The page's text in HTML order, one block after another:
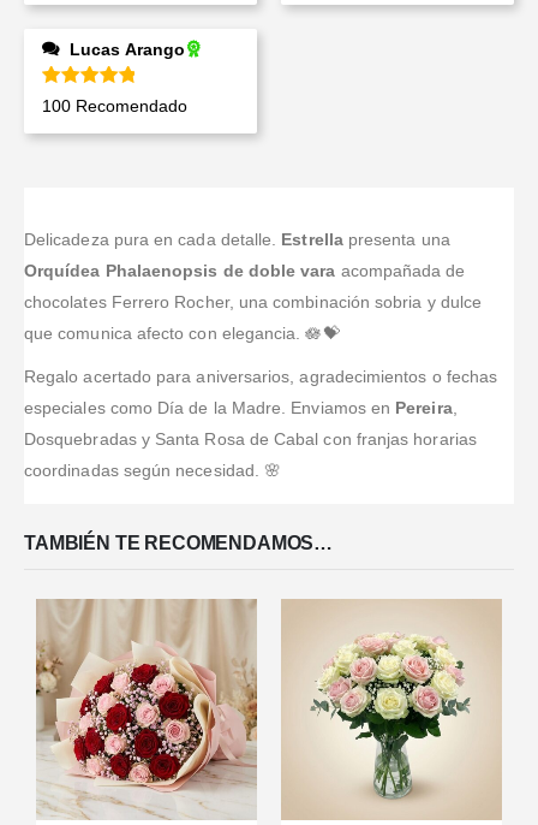
Lucas Arango
Valorado en 5 de 5
100 Recomendado
Delicadeza pura en cada detalle. Estrellapresenta una
Orquídea Phalaenopsis de doble vara acompañada de
chocolates Ferrero Rocher, una combinación sobria y dulce
que comunica afecto con elegancia. 🪷💝
Regalo acertado para aniversarios, agradecimientos o fechas
especiales como Día de la Madre. Enviamos en Pereira,
Dosquebradas y Santa Rosa de Cabal con franjas horarias
coordinadas según necesidad. 🌸
TAMBIÉN TE RECOMENDAMOS…